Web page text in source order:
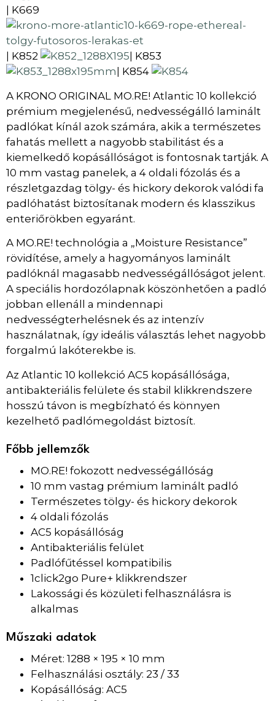
K669
K852 K853
K854
A KRONO ORIGINAL MO.RE! Atlantic 10 kollekció
prémium megjelenésű, nedvességálló laminált
padlókat kínál azok számára, akik a természetes
fahatás mellett a nagyobb stabilitást és a
kiemelkedő kopásállóságot is fontosnak tartják. A
10 mm vastag panelek, a 4 oldali fózolás és a
részletgazdag tölgy- és hickory dekorok valódi fa
padlóhatást biztosítanak modern és klasszikus
enteriőrökben egyaránt.
A MO.RE! technológia a „Moisture Resistance”
rövidítése, amely a hagyományos laminált
padlóknál magasabb nedvességállóságot jelent.
A speciális hordozólapnak köszönhetően a padló
jobban ellenáll a mindennapi
nedvességterhelésnek és az intenzív
használatnak, így ideális választás lehet nagyobb
forgalmú lakóterekbe is.
Az Atlantic 10 kollekció AC5 kopásállósága,
antibakteriális felülete és stabil klikkrendszere
hosszú távon is megbízható és könnyen
kezelhető padlómegoldást biztosít.
Főbb jellemzők
MO.RE! fokozott nedvességállóság
10 mm vastag prémium laminált padló
Természetes tölgy- és hickory dekorok
4 oldali fózolás
AC5 kopásállóság
Antibakteriális felület
Padlófűtéssel kompatibilis
1click2go Pure+ klikkrendszer
Lakossági és közületi felhasználásra is
alkalmas
Műszaki adatok
Méret: 1288 × 195 × 10 mm
Felhasználási osztály: 23 / 33
Kopásállóság: AC5